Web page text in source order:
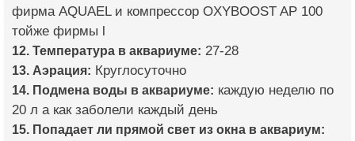
фирма AQUAEL и компрессор OXYBOOST AP 100
тойже фирмы l
12. Температура в аквариуме: 27-28
13. Аэрация: Круглосуточно
14. Подмена воды в аквариуме: каждую неделю по
20 л а как заболели каждый день
15. Попадает ли прямой свет из окна в аквариум: